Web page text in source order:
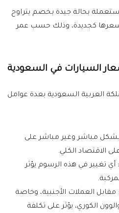
بحالة جيدة بخصم يتراوح
أكثر من سعرها كجديدة، وذلك حسب عمر
السيارات في السعودية
العربية السعودية بعدة عوامل
بشكل مباشر وغير مباشر على
الاقتصاد الكلي.
أي تغيير في هذه الرسوم يؤثر
مقابل العملات الأجنبية، وخاصة
والوون الكوري، يؤثر على تكلفة